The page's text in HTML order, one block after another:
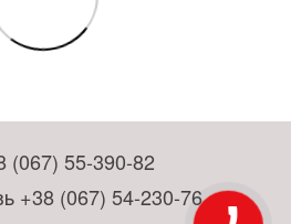
(067) 55-390-82
+38 (067) 54-230-76